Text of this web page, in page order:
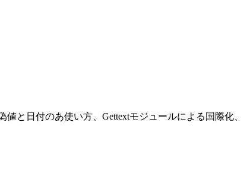
と日付のあ使い方、Gettextモジュールによる国際化、